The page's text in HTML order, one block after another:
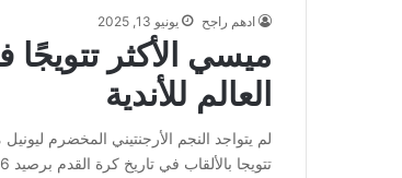
ادهم راجح يونيو 13, 2025
ميسي الأكثر
العالم للأندية
لم يتواجد النجم الأرجنتيني المخضرم